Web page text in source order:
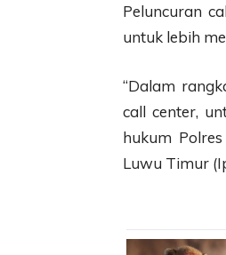
Peluncuran
untuk lebih
“Dalam
call center,
hukum
Luwu Timur